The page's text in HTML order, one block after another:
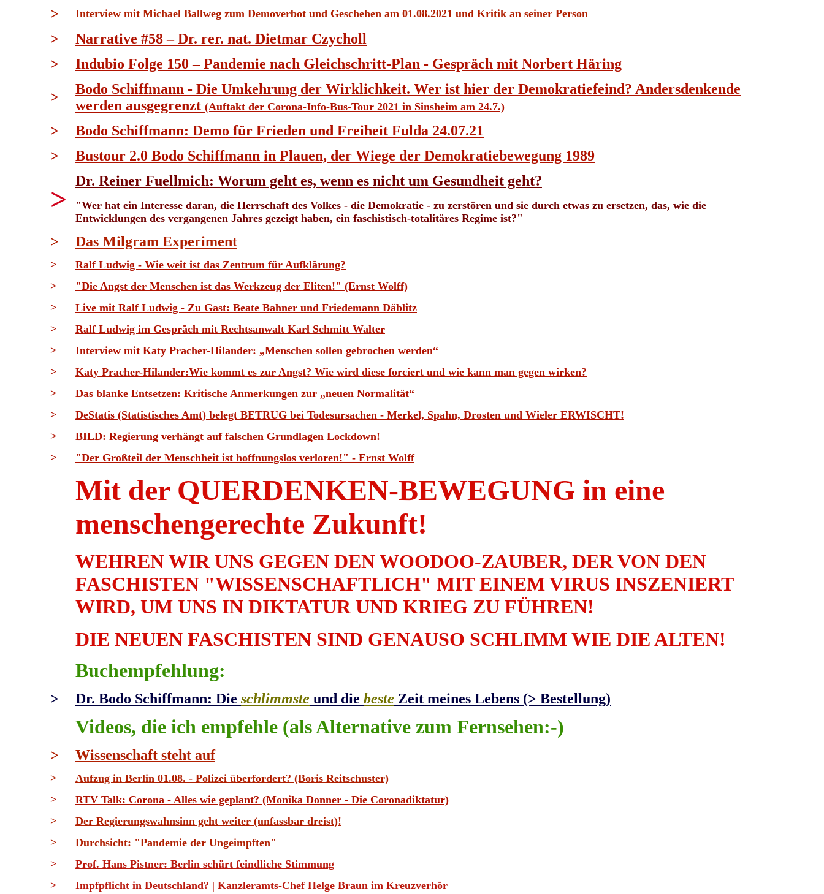
> Interview mit Michael Ballweg zum Demoverbot und Geschehen am 01.08.2021 und Kritik an seiner Person
>
Narrative #58 – Dr. rer. nat. Dietmar Czycholl
>
Indubio Folge 150 – Pandemie nach Gleichschritt-Plan - Gespräch mit Norbert Häring
>
Bodo Schiffmann - Die Umkehrung der Wirklichkeit. Wer ist hier der Demokratiefeind? Andersdenkende
werden ausgegrenzt (Auftakt der Corona-Info-Bus-Tour 2021 in Sinsheim am 24.7.)
>
Bodo Schiffmann: Demo für Frieden und Freiheit Fulda 24.07.21
>
Bustour 2.0 Bodo Schiffmann in Plauen, der Wiege der Demokratiebewegung 1989
>
Dr. Reiner Fuellmich: Worum geht es, wenn es nicht um Gesundheit geht?
"Wer hat ein Interesse daran, die Herrschaft des Volkes - die Demokratie - zu zerstören und sie durch etwas zu ersetzen, das, wie die
Entwicklungen des vergangenen Jahres gezeigt haben, ein faschistisch-totalitäres Regime ist?"
> Das Milgram Experiment
>
Ralf Ludwig - Wie weit ist das Zentrum für Aufklärung?
>
"Die Angst der Menschen ist das Werkzeug der Eliten!" (Ernst Wolff)
>
Live mit Ralf Ludwig - Zu Gast: Beate Bahner und Friedemann Däblitz
>
Ralf Ludwig im Gespräch mit Rechtsanwalt Karl Schmitt Walter
>
Interview mit Katy Pracher-Hilander: „Menschen sollen gebrochen werden“
>
Katy Pracher-Hilander:Wie kommt es zur Angst? Wie wird diese forciert und wie kann man gegen wirken?
>
Das blanke Entsetzen: Kritische Anmerkungen zur „neuen Normalität“
>
DeStatis (Statistisches Amt) belegt BETRUG bei Todesursachen - Merkel, Spahn, Drosten und Wieler ERWISCHT!
>
BILD: Regierung verhängt auf falschen Grundlagen Lockdown!
>
"Der Großteil der Menschheit ist hoffnungslos verloren!" - Ernst Wolff
Mit der QUERDENKEN-BEWEGUNG in eine
menschengerechte Zukunft!
WEHREN WIR UNS GEGEN DEN WOODOO-ZAUBER, DER VON DEN
FASCHISTEN "WISSENSCHAFTLICH" MIT EINEM VIRUS INSZENIERT
WIRD, UM UNS IN DIKTATUR UND KRIEG ZU FÜHREN!
DIE NEUEN FASCHISTEN SIND GENAUSO SCHLIMM WIE DIE ALTEN!
Buchempfehlung:
> Dr. Bodo Schiffmann: Die schlimmste und die beste Zeit meines Lebens (> Bestellung)
Videos, die ich empfehle (als Alternative zum Fernsehen:-)
> Wissenschaft steht auf
>
Aufzug in Berlin 01.08. - Polizei überfordert? (Boris Reitschuster)
>
RTV Talk: Corona - Alles wie geplant? (Monika Donner - Die Coronadiktatur)
>
Der Regierungswahnsinn geht weiter (unfassbar dreist)!
>
Durchsicht: "Pandemie der Ungeimpften"
>
Prof. Hans Pistner: Berlin schürt feindliche Stimmung
>
Impfpflicht in Deutschland? | Kanzleramts-Chef Helge Braun im Kreuzverhör